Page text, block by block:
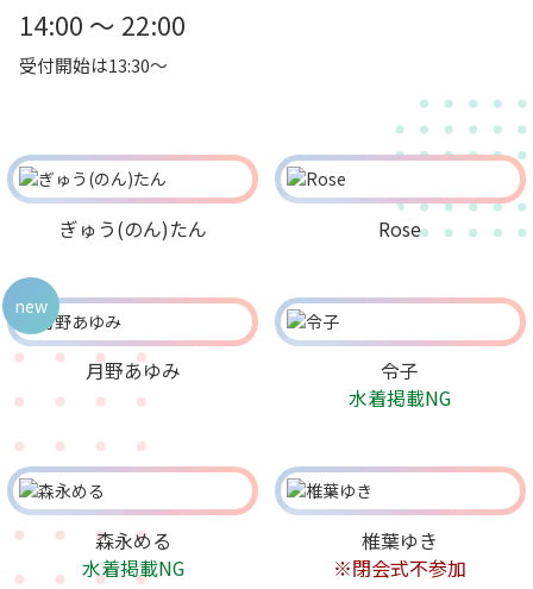
14:00 ～ 22:00
受付開始は13:30～
ぎゅう(のん)たん Rose
月野あゆみ
new
令子
水着掲載NG
森永める
水着掲載NG
椎葉ゆき
※閉会式不参加